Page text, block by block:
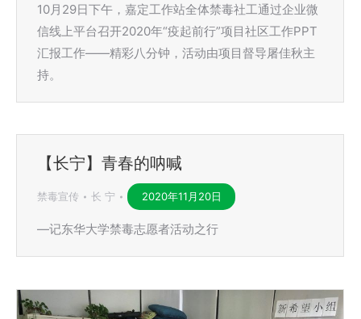
10月29日下午，嘉定工作站全体禁毒社工通过企业微
信线上平台召开2020年“疫起前行”项目社区工作PPT
汇报工作——精彩八分钟，活动由项目督导屠佳秋主
持。
【长宁】青春的呐喊
禁毒宣传 长 宁 2020年11月20日
—记东华大学禁毒志愿者活动之行